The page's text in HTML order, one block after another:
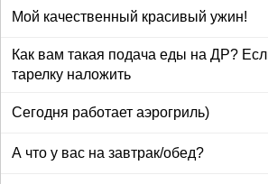
Мой качественный красивый ужин!
Как вам такая подача еды на ДР?
тарелку наложить
Сегодня работает аэрогриль)
А что у вас на завтрак/обед?